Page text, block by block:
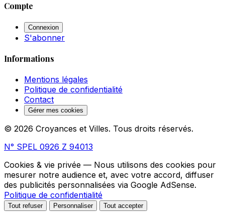
Compte
Connexion
S'abonner
Informations
Mentions légales
Politique de confidentialité
Contact
Gérer mes cookies
© 2026 Croyances et Villes. Tous droits réservés.
N° SPEL 0926 Z 94013
Cookies & vie privée — Nous utilisons des cookies pour
mesurer notre audience et, avec votre accord, diffuser
des publicités personnalisées via Google AdSense.
Politique de confidentialité
Tout refuser Personnaliser Tout accepter